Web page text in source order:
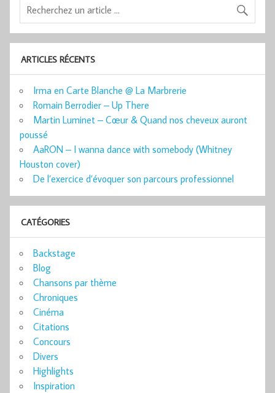
ARTICLES RÉCENTS
Irma en Carte Blanche @ La Marbrerie
Romain Berrodier – Up There
Martin Luminet – Cœur & Quand nos cheveux auront
poussé
AaRON – I wanna dance with somebody (Whitney
Houston cover)
De l’exercice d’évoquer son parcours professionnel
CATÉGORIES
Backstage
Blog
Chansons par thème
Chroniques
Cinéma
Citations
Concours
Divers
Highlights
Inspiration